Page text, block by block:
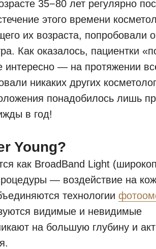
35−80 лет регулярно
этого времени
их возраста, попробовали
Как оказалось, пациентки
— на протяжении
никаких других
понадобилось лишь
в год!
Young?
как BroadBand Light
— воздействие на
технологии
видимые и невидимые
на большую глубину и